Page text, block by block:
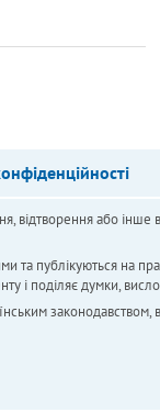
або інше
та публікуються на
і поділяє думки,